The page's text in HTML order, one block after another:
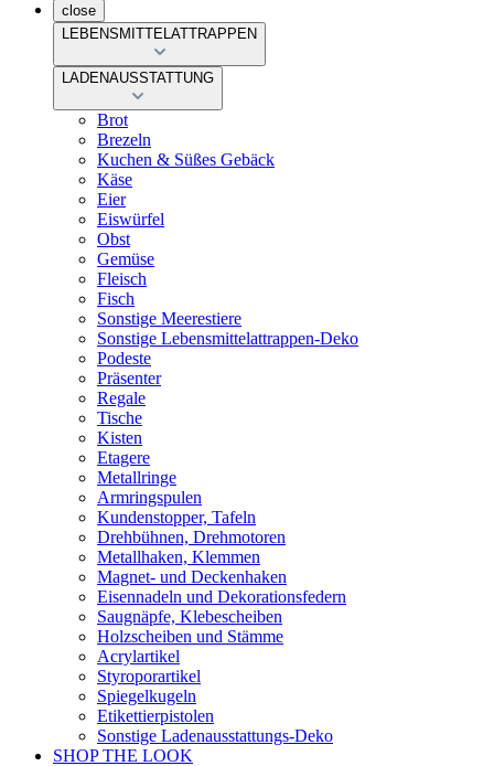
close
LEBENSMITTELATTRAPPEN
LADENAUSSTATTUNG
Brot
Brezeln
Kuchen & Süßes Gebäck
Käse
Eier
Eiswürfel
Obst
Gemüse
Fleisch
Fisch
Sonstige Meerestiere
Sonstige Lebensmittelattrappen-Deko
Podeste
Präsenter
Regale
Tische
Kisten
Etagere
Metallringe
Armringspulen
Kundenstopper, Tafeln
Drehbühnen, Drehmotoren
Metallhaken, Klemmen
Magnet- und Deckenhaken
Eisennadeln und Dekorationsfedern
Saugnäpfe, Klebescheiben
Holzscheiben und Stämme
Acrylartikel
Styroporartikel
Spiegelkugeln
Etikettierpistolen
Sonstige Ladenausstattungs-Deko
SHOP THE LOOK